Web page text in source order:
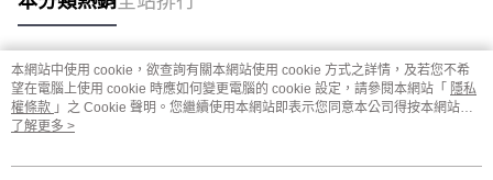
熱門標籤
本網站中使用 cookie，欲查詢有關本網站使用 cookie 方式之詳情，及若您不希
望在電腦上使用 cookie 時應如何變更電腦的 cookie 設定，請參閱本網站「 隱私
權條款 」之 Cookie 聲明。您繼續使用本網站即表示您同意本公司得按本網站使
用條款之 Cookie 聲明使用 cookie。
了解更多 >